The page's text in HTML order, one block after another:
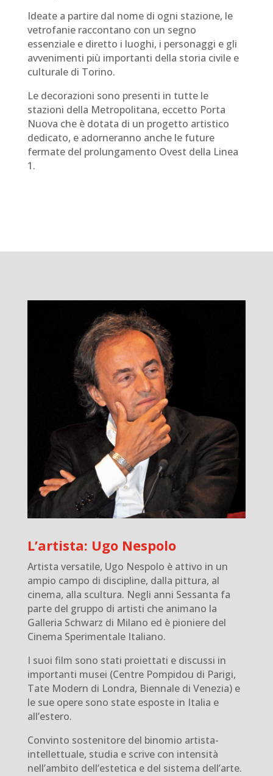
Ideate a partire dal nome di ogni stazione, le
vetrofanie raccontano con un segno
essenziale e diretto i luoghi, i personaggi e gli
avvenimenti più importanti della storia civile e
culturale di Torino.
Le decorazioni sono presenti in tutte le
stazioni della Metropolitana, eccetto Porta
Nuova che è dotata di un progetto artistico
dedicato, e adorneranno anche le future
fermate del prolungamento Ovest della Linea
1.
L’artista: Ugo Nespolo
Artista versatile, Ugo Nespolo è attivo in un
ampio campo di discipline, dalla pittura, al
cinema, alla scultura. Negli anni Sessanta fa
parte del gruppo di artisti che animano la
Galleria Schwarz di Milano ed è pioniere del
Cinema Sperimentale Italiano.
I suoi film sono stati proiettati e discussi in
importanti musei (Centre Pompidou di Parigi,
Tate Modern di Londra, Biennale di Venezia) e
le sue opere sono state esposte in Italia e
all’estero.
Convinto sostenitore del binomio artista-
intellettuale, studia e scrive con intensità
nell’ambito dell’estetica e del sistema dell’arte.